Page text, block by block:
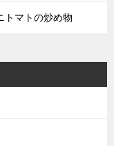
トマトの炒め物